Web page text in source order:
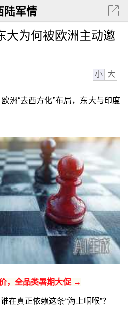
陆军情
大为何被欧洲主动邀
小 大
洲“去西方化”布局，东大与印度
，全品类暑期大促 →
在真正依赖这条“海上咽喉”？